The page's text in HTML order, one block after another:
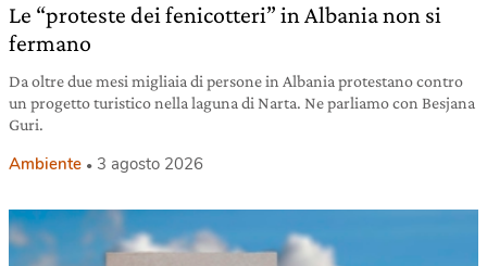
Le “proteste dei fenicotteri” in Albania non si
fermano
Da oltre due mesi migliaia di persone in Albania protestano contro
un progetto turistico nella laguna di Narta. Ne parliamo con Besjana
Guri.
Ambiente 3 agosto 2026